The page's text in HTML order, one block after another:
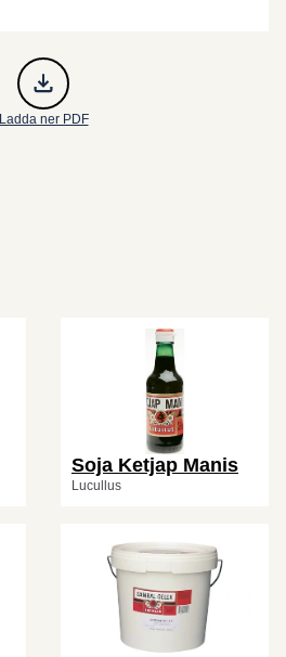
Ladda ner PDF
Soja Ketjap Manis
Lucullus